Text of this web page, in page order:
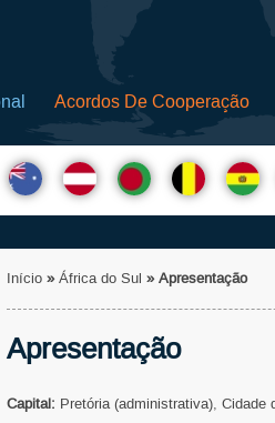
Acordos De Cooperação
Início »África do Sul » Apresentação
Apresentação
Capital: Pretória (administrativa), Cidade